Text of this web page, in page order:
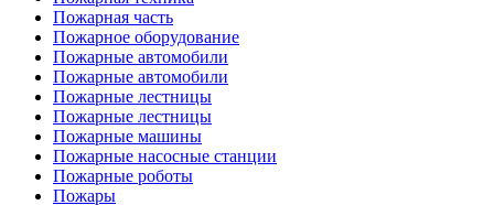
Пожарная часть
Пожарное оборудование
Пожарные автомобили
Пожарные автомобили
Пожарные лестницы
Пожарные лестницы
Пожарные машины
Пожарные насосные станции
Пожарные роботы
Пожары